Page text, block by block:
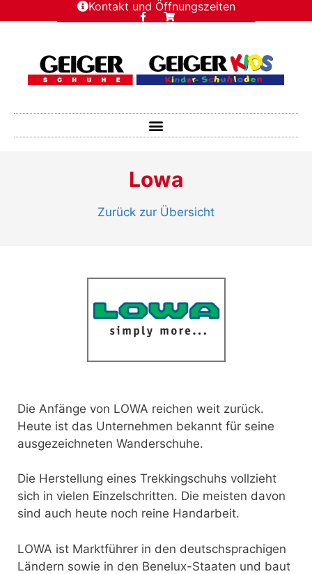
Kontakt und Öffnungszeiten
Lowa
Zurück zur Übersicht
Die Anfänge von LOWA reichen weit zurück.
Heute ist das Unternehmen bekannt für seine
ausgezeichneten Wanderschuhe.
Die Herstellung eines Trekkingschuhs vollzieht
sich in vielen Einzelschritten. Die meisten davon
sind auch heute noch reine Handarbeit.
LOWA ist Marktführer in den deutschsprachigen
Ländern sowie in den Benelux-Staaten und baut